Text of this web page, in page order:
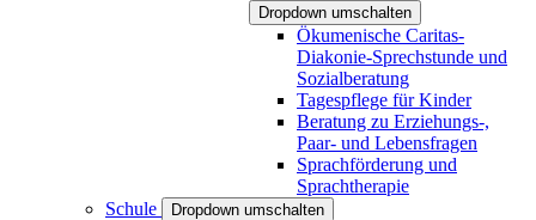
Dropdown umschalten
Ökumenische Caritas-
Diakonie-Sprechstunde und
Sozialberatung
Tagespflege für Kinder
Beratung zu Erziehungs-,
Paar- und Lebensfragen
Sprachförderung und
Sprachtherapie
Schule
Dropdown umschalten